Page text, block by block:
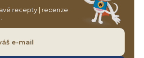
recepty | recenze